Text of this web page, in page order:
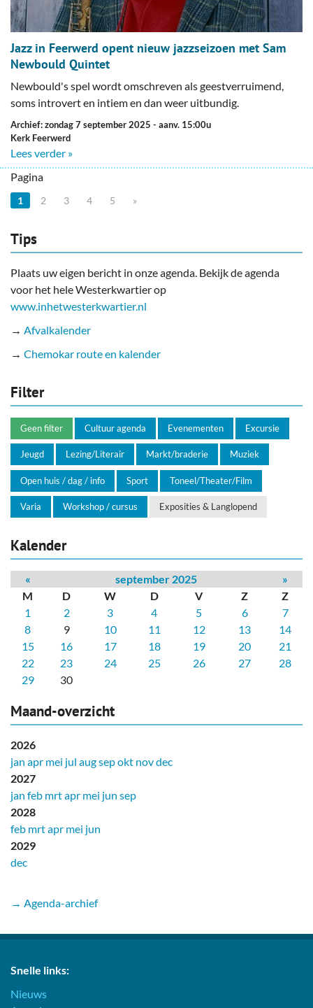
Jazz in Feerwerd opent nieuw jazzseizoen met Sam
Newbould Quintet
Newbould's spel wordt omschreven als geestverruimend,
soms introvert en intiem en dan weer uitbundig.
Archief: zondag 7 september 2025 - aanv. 15:00u
Kerk Feerwerd
Lees verder »
Pagina
1 2 3 4 5 »
Tips
Plaats uw eigen bericht in onze agenda. Bekijk de agenda
voor het hele Westerkwartier op
www.inhetwesterkwartier.nl
→ Afvalkalender
→ Chemokar route en kalender
Filter
Geen filter Cultuur agenda Evenementen Excursie
Jeugd Lezing/Literair Markt/braderie Muziek
Open huis / dag / info Sport Toneel/Theater/Film
Varia Workshop / cursus Exposities & Langlopend
Kalender
« september 2025
»
M
D W D V Z
Z
1
2 3 4 5 6
7
8
9 10 11 12 13
14
15
16 17 18 19 20
21
22
23 24 25 26 27
28
29
30
Maand-overzicht
2026
jan apr mei jul augsepokt novdec
2027
jan feb mrtapr mei jun sep
2028
feb mrtapr mei jun
2029
dec
→ Agenda-archief
Snelle links:
Nieuws